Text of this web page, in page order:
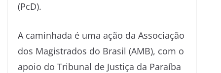
(PcD).
A caminhada é uma ação da Associação
dos Magistrados do Brasil (AMB), com o
apoio do Tribunal de Justiça da Paraíba